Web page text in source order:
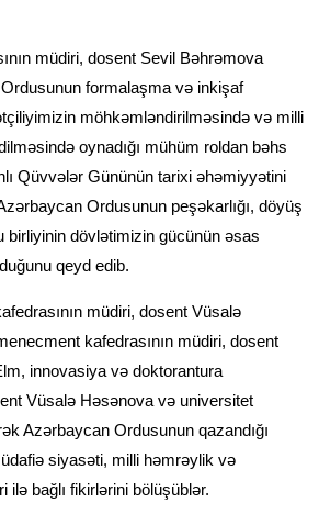
müdiri, dosent Sevil Bəhrəmova
Ordusunun formalaşma və inkişaf
möhkəmləndirilməsində və milli
oynadığı mühüm roldan bəhs
Qüvvələr Gününün tarixi əhəmiyyətini
Ordusunun peşəkarlığı, döyüş
birliyinin dövlətimizin gücünün əsas
qeyd edib.
müdiri, dosent Vüsalə
kafedrasının müdiri, dosent
innovasiya və doktorantura
Vüsalə Həsənova və universitet
Azərbaycan Ordusunun qazandığı
siyasəti, milli həmrəylik və
ilə bağlı fikirlərini bölüşüblər.